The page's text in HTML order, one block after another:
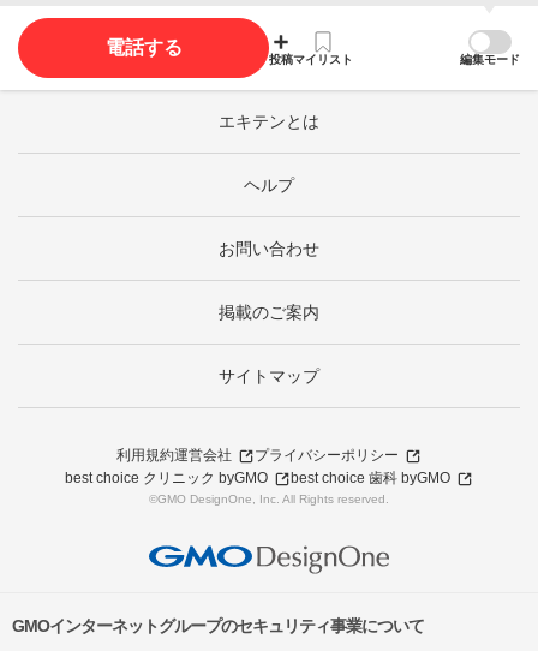
電話する
投稿マイリスト 編集モード
エキテンとは
ヘルプ
お問い合わせ
掲載のご案内
サイトマップ
利用規約運営会社
プライバシーポリシー
best choice クリニック byGMO
best choice 歯科 byGMO
©GMO DesignOne, Inc. All Rights reserved.
GMOインターネットグループのセキュリティ事業について